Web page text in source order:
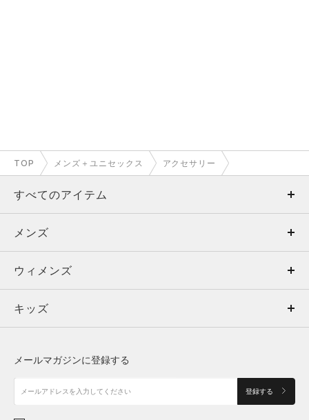
TOP メンズ＋ユニセックス アクセサリー
すべてのアイテム
メンズ
ウィメンズ
キッズ
アクセサリー
メンズ
トップス
ボトムス
アクセサリー
ウィメンズ
トップス
シューズ
キッズ
メールマガジンに登録する
登録する